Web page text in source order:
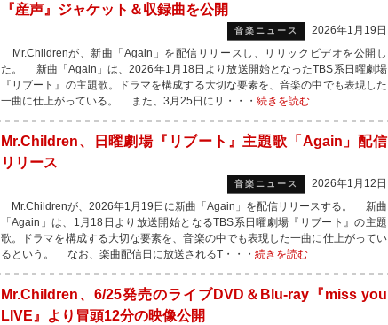
『産声』ジャケット＆収録曲を公開
音楽ニュース
2026年1月19日
Mr.Childrenが、新曲「Again」を配信リリースし、リリックビデオを公開し
た。 新曲「Again」は、2026年1月18日より放送開始となったTBS系日曜劇場
『リブート』の主題歌。ドラマを構成する大切な要素を、音楽の中でも表現した
一曲に仕上がっている。 また、3月25日にリ・・・ 続きを読む
Mr.Children、日曜劇場『リブート』主題歌「Again」配信
リリース
音楽ニュース
2026年1月12日
Mr.Childrenが、2026年1月19日に新曲「Again」を配信リリースする。 新曲
「Again」は、1月18日より放送開始となるTBS系日曜劇場『リブート』の主題
歌。ドラマを構成する大切な要素を、音楽の中でも表現した一曲に仕上がってい
るという。 なお、楽曲配信日に放送されるT・・・ 続きを読む
Mr.Children、6/25発売のライブDVD＆Blu-ray『miss you
LIVE』より冒頭12分の映像公開